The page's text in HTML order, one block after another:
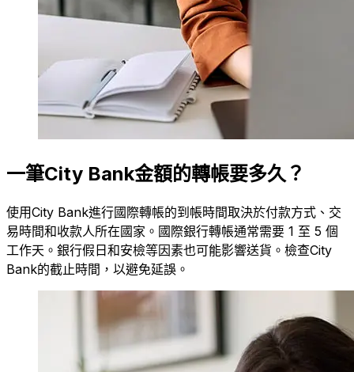
一筆City Bank金額的轉帳要多久？
使用City Bank進行國際轉帳的到帳時間取決於付款方式、交
易時間和收款人所在國家。國際銀行轉帳通常需要 1 至 5 個
工作天。銀行假日和安檢等因素也可能影響送貨。檢查City
Bank的截止時間，以避免延誤。